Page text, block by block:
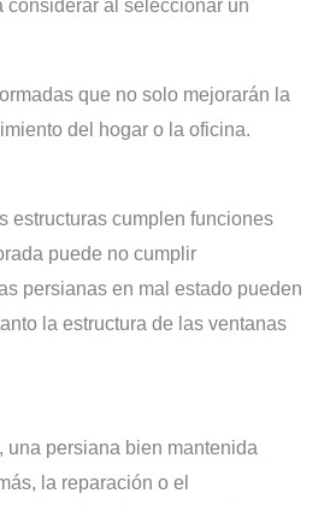
considerar al seleccionar un
que no solo mejorarán la
del hogar o la oficina.
estructuras cumplen funciones
puede no cumplir
persianas en mal estado pueden
la estructura de las ventanas
una persiana bien mantenida
la reparación o el